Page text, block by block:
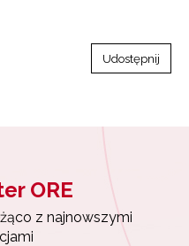
Udostępnij
ORE
z najnowszymi
z najnowszymi